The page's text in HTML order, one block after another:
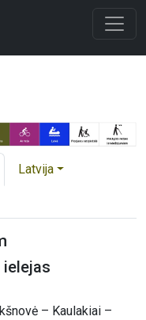
Latvija
ielejas
– Kaulakiai –